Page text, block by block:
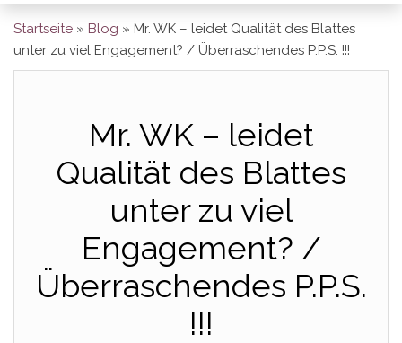
Startseite » Blog » Mr. WK – leidet Qualität des Blattes
unter zu viel Engagement? / Überraschendes P.P.S. !!!
Mr. WK – leidet
Qualität des Blattes
unter zu viel
Engagement? /
Überraschendes P.P.S.
!!!